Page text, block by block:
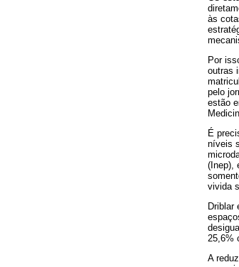
às
Por
outras
pelo
estão
É
níveis
(Inep),
vivida
Driblar
25,6%
A